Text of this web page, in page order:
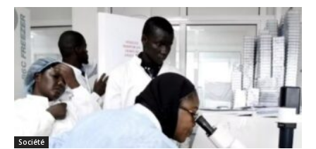
Société